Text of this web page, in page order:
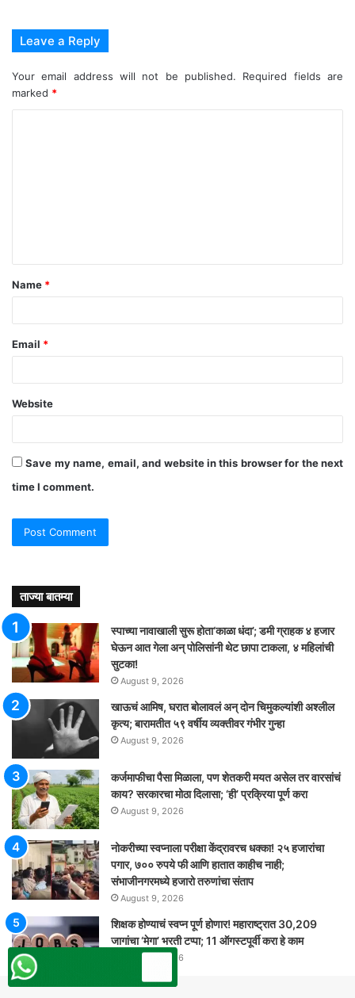
Leave a Reply
Your email address will not be published.
Required fields are
marked *
t
*
Name *
Email *
Website
Save my name, email, and website in this browser for the next
time I comment.
ताज्या बातम्या
स्पाच्या नावाखाली सुरू होता‘काळा धंदा’; डमी ग्राहक ४ हजार
घेऊन आत गेला अन् पोलिसांनी थेट छापा टाकला, ४ महिलांची
सुटका!
August 9, 2026
खाऊचं आमिष, घरात बोलावलं अन् दोन चिमुकल्यांशी अश्लील
कृत्य; बारामतीत ५९ वर्षीय व्यक्तीवर गंभीर गुन्हा
August 9, 2026
कर्जमाफीचा पैसा मिळाला, पण शेतकरी मयत असेल तर वारसांचं
काय? सरकारचा मोठा दिलासा; ‘ही’ प्रक्रिया पूर्ण करा
August 9, 2026
नोकरीच्या स्वप्नाला परीक्षा केंद्रावरच धक्का! २५ हजारांचा
पगार, ७०० रुपये फी आणि हातात काहीच नाही;
संभाजीनगरमध्ये हजारो तरुणांचा संताप
August 9, 2026
शिक्षक होण्याचं स्वप्न पूर्ण होणार! महाराष्ट्रात 30,209
जागांचा ‘मेगा’ भरती टप्पा; 11 ऑगस्टपूर्वी करा हे काम
August 9, 2026